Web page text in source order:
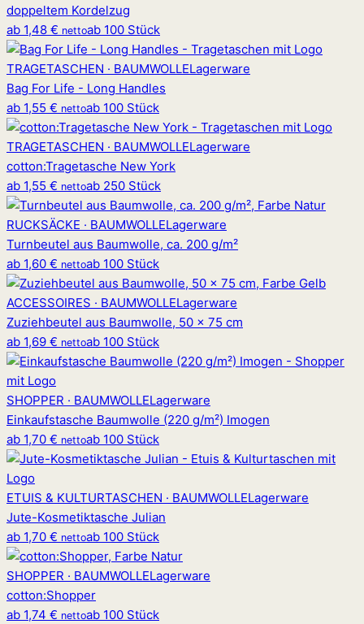
doppeltem Kordelzug
ab 1,48 € nettoab 100 Stück
TRAGETASCHEN · BAUMWOLLELagerware
Bag For Life - Long Handles
ab 1,55 € nettoab 100 Stück
TRAGETASCHEN · BAUMWOLLELagerware
cotton:Tragetasche New York
ab 1,55 € nettoab 250 Stück
RUCKSÄCKE · BAUMWOLLELagerware
Turnbeutel aus Baumwolle, ca. 200 g/m²
ab 1,60 € nettoab 100 Stück
ACCESSOIRES · BAUMWOLLELagerware
Zuziehbeutel aus Baumwolle, 50 x 75 cm
ab 1,69 € nettoab 100 Stück
SHOPPER · BAUMWOLLELagerware
Einkaufstasche Baumwolle (220 g/m²) Imogen
ab 1,70 € nettoab 100 Stück
ETUIS & KULTURTASCHEN · BAUMWOLLELagerware
Jute-Kosmetiktasche Julian
ab 1,70 € nettoab 100 Stück
SHOPPER · BAUMWOLLELagerware
cotton:Shopper
ab 1,74 € nettoab 100 Stück